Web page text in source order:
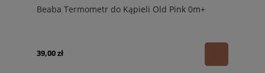
Beaba Termometr do Kąpieli Old Pink 0m+
39,00 zł